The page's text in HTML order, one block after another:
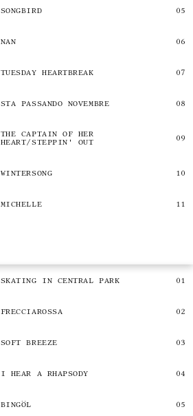
SONGBIRD
NAN
TUESDAY HEARTBREAK
STA PASSANDO NOVEMBRE
THE CAPTAIN OF HER
HEART/STEPPIN' OUT
WINTERSONG
MICHELLE
SKATING IN CENTRAL PARK
FRECCIAROSSA
SOFT BREEZE
I HEAR A RHAPSODY
BINGÖL